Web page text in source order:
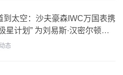
到太空：沙夫豪森IWC万国表携
星计划” 为刘易斯·汉密尔顿提
员飞行培训
态